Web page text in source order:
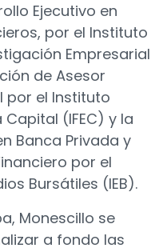
Ejecutivo en
por el Instituto
Empresarial
de Asesor
por el Instituto
Capital (IFEC) y la
Banca Privada y
por el
Bursátiles (IEB).
Monescillo se
a fondo las